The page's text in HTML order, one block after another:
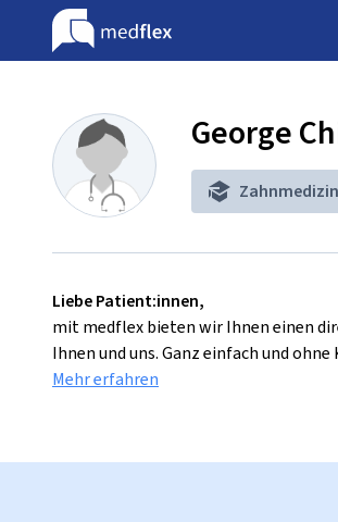
George
Zahnmedizin
Liebe Patient:innen,
mit medflex bieten wir Ihnen einen
Ihnen und uns. Ganz einfach und ohne
Mehr erfahren